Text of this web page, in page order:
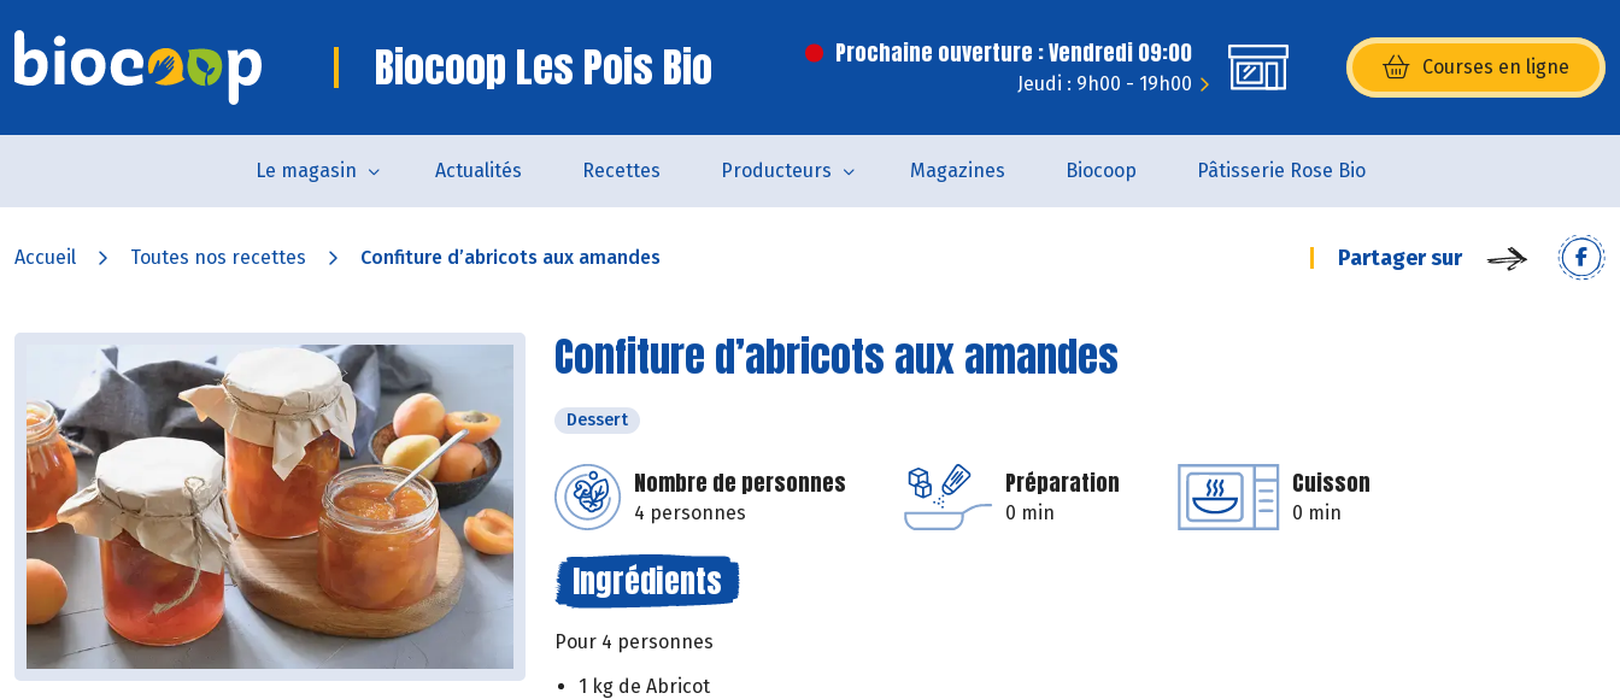
Biocoop Les Pois Bio Prochaine ouverture : Vendredi 09:00
Jeudi : 9h00 - 19h00
Courses en ligne
(s’ouvre dans une nouvelle
Le magasin Actualités Recettes Producteurs Magazines Biocoop Pâtisserie Rose Bio
Accueil Toutes nos recettes Confiture d’abricots aux amandes Partager sur
Confiture d’abricots aux amandes
Dessert
Nombre de personnes
4 personnes
Préparation
0 min
Cuisson
0 min
Ingrédients
Pour 4 personnes
1 kg de Abricot